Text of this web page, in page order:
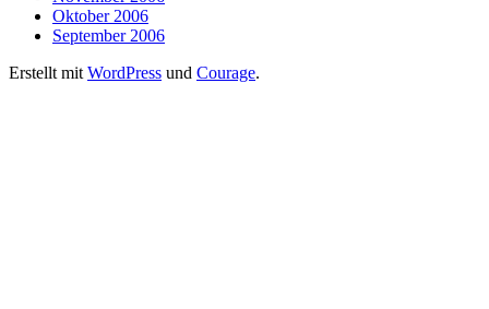
Oktober 2006
September 2006
Erstellt mit WordPress und Courage.